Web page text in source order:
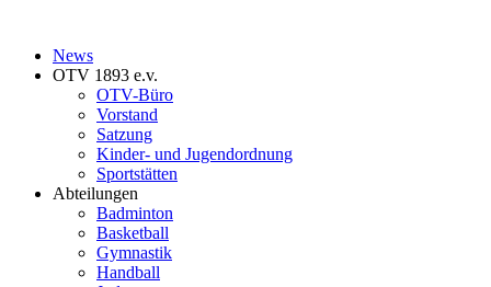
News
OTV 1893 e.v.
OTV-Büro
Vorstand
Satzung
Kinder- und Jugendordnung
Sportstätten
Abteilungen
Badminton
Basketball
Gymnastik
Handball